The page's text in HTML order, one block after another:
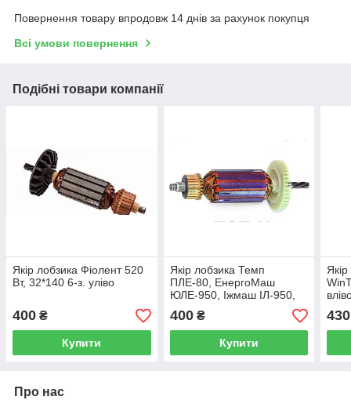
Повернення товару впродовж 14 днів за рахунок покупця
Всі умови повернення
Подібні товари компанії
Якір лобзика Фіолент 520
Вт, 32*140 6-з. уліво
400 ₴
Купити
Якір лобзика Темп
ПЛЕ-80, ЕнергоМаш
ЮЛЕ-950, Іжмаш ІЛ-950,
35*155 5-з. ліворуч 6.5 мм
400₴
Купити
430
Про нас